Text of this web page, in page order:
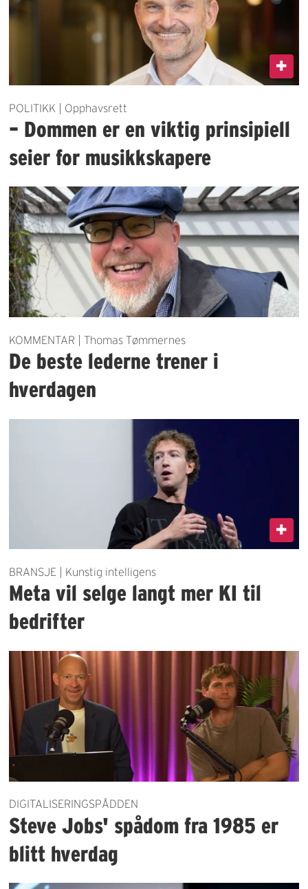
POLITIKK | Opphavsrett
– Dommen er en viktig prinsipiell
seier for musikkskapere
KOMMENTAR | Thomas Tømmernes
De beste lederne trener i
hverdagen
BRANSJE | Kunstig intelligens
Meta vil selge langt mer KI til
bedrifter
DIGITALISERINGSPÅDDEN
Steve Jobs' spådom fra 1985 er
blitt hverdag